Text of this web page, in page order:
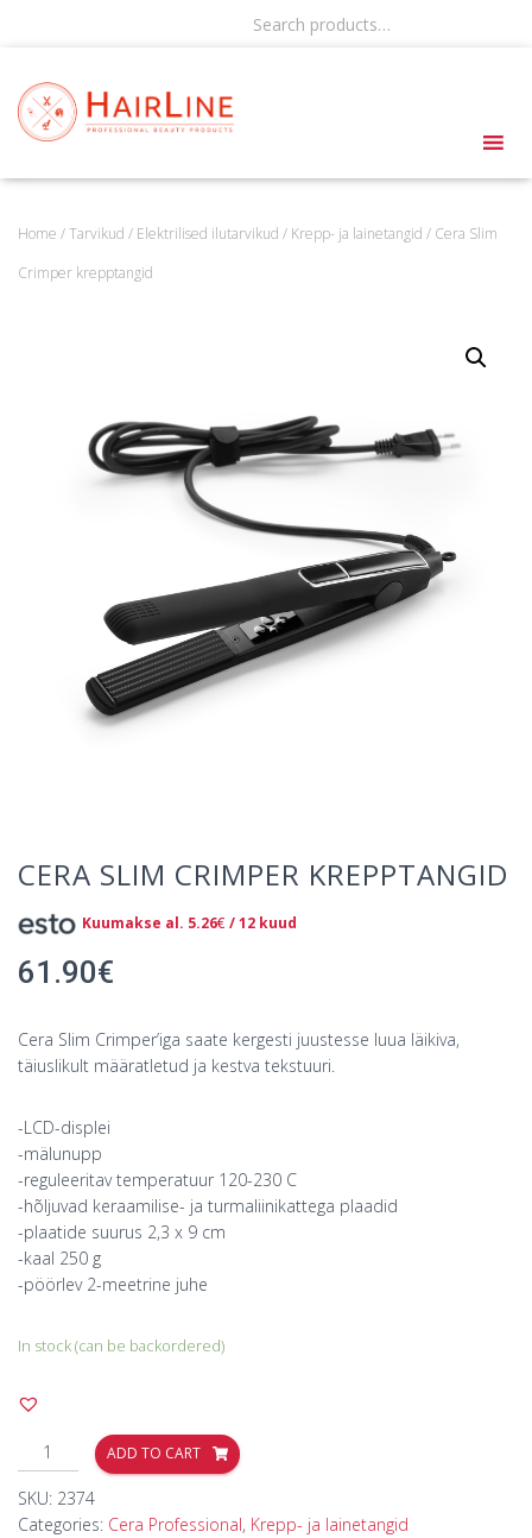
Search products…
Home /Tarvikud / Elektrilised ilutarvikud / Krepp- ja lainetangid / Cera Slim
Crimper krepptangid
CERA SLIM CRIMPER KREPPTANGID
Kuumakse al. 5.26€ / 12 kuud
61.90€
Cera Slim Crimper’iga saate kergesti juustesse luua läikiva,
täiuslikult määratletud ja kestva tekstuuri.
-LCD-displei
-mälunupp
-reguleeritav temperatuur 120-230 C
-hõljuvad keraamilise- ja turmaliinikattega plaadid
-plaatide suurus 2,3 x 9 cm
-kaal 250 g
-pöörlev 2-meetrine juhe
In stock (can be backordered)
ADD TO CART
SKU: 2374
Categories: Cera Professional, Krepp- ja lainetangid